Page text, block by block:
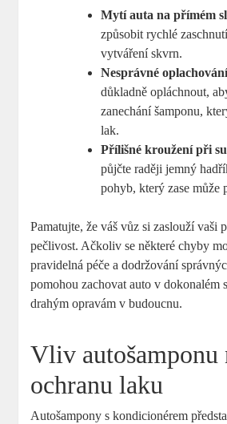
Mytí auta na přímém
způsobit rychlé
vytváření skvrn.
Nesprávné
důkladně opláchnout,
zanechání šamponu,
lak.
Přílišné kroužení při
půjčte raději jemný
pohyb, který zase může
Pamatujte, že váš vůz si zaslouží vaši
pečlivost. Ačkoliv se některé chyby
pravidelná péče a dodržování
pomohou zachovat auto v dokonalém
drahým opravám v budoucnu.
Vliv autošamponu
ochranu laku
Autošampony s kondicionérem